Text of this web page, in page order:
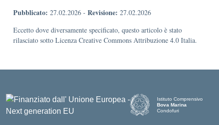
Pubblicato: 27.02.2026 - Revisione: 27.02.2026
Eccetto dove diversamente specificato, questo articolo è stato
rilasciato sotto Licenza Creative Commons Attribuzione 4.0 Italia.
Istituto Comprensivo
Bova Marina
Condofuri